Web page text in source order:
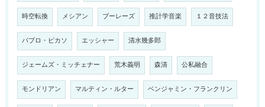
時空転換 メシアン ブーレーズ 推計学音楽 １２音技法
パブロ・ピカソ エッシャー 清水幾多郎
ジェームズ・ミッチェナー 荒木義明 森清 公私融合
モンドリアン マルティン・ルター ベンジャミン・フランクリン